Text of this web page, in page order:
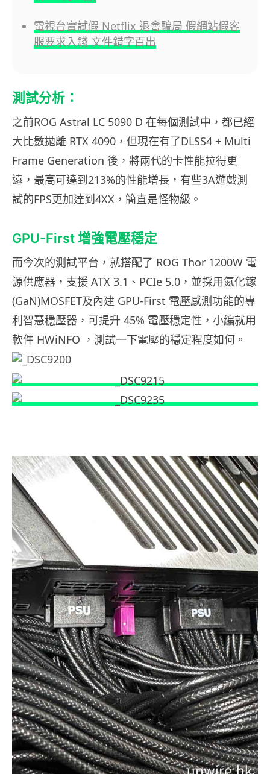
電視台實試假 Netflix 退會騙局 假網站假客
服要求入錢 文件錯字百出
測試分析：
之前ROG Astral LC 5090 D 在每個測試中，都已經
大比數拋離 RTX 4090，但現在有了DLSS4 + Multi
Frame Generation 後，將兩代的卡性能拉得更
遠，最高可達到213%的性能增長，有些3A遊戲測
試的FPS更加達到4XX，簡直是怪物級。
GPU-First 增強電壓穩定
而今次的測試平台，就搭配了 ROG Thor 1200W 電
源供應器，支援 ATX 3.1、PCIe 5.0，並採用氮化鎵
(GaN)MOSFET及內建 GPU-First 電壓感測功能的專
利智慧穩壓器，可提升 45% 電壓穩定性，小編就用
軟件 HWiNFO ，測試一下電壓的穩定程度如何。